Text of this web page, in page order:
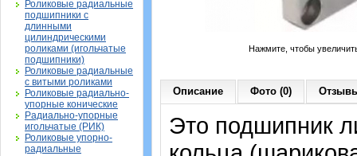
Роликовые радиальные
подшипники с
длинными
цилиндрическими
роликами (игольчатые
подшипники)
Роликовые радиальные
с витыми роликами
Роликовые радиально-
упорные конические
Радиально-упорные
игольчатые (РИК)
Роликовые упорно-
радиальные
Нажмите, чтобы
Описание Фото (0)
Это подшипник